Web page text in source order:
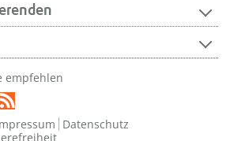
empfehlen
Datenschutz